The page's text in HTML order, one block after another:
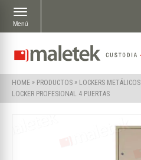
HOME » PRODUCTOS » LOCKERS METÁLICOS
LOCKER PROFESIONAL 4 PUERTAS
Menú